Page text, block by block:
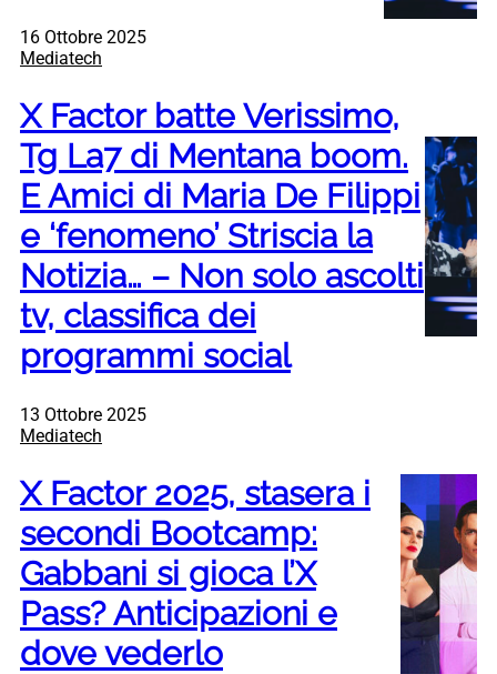
16 Ottobre 2025
Mediatech
X Factor batte Verissimo,
Tg La7 di Mentana boom.
E Amici di Maria De Filippi
e ‘fenomeno’ Striscia la
Notizia… – Non solo ascolti
tv, classifica dei
programmi social
13 Ottobre 2025
Mediatech
X Factor 2025, stasera i
secondi Bootcamp:
Gabbani si gioca l’X
Pass? Anticipazioni e
dove vederlo